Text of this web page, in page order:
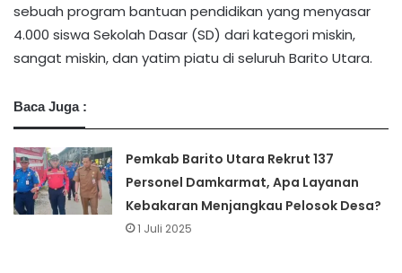
sebuah program bantuan pendidikan yang menyasar
4.000 siswa Sekolah Dasar (SD) dari kategori miskin,
sangat miskin, dan yatim piatu di seluruh Barito Utara.
Baca Juga :
Pemkab Barito Utara Rekrut 137
Personel Damkarmat, Apa Layanan
Kebakaran Menjangkau Pelosok Desa?
1 Juli 2025